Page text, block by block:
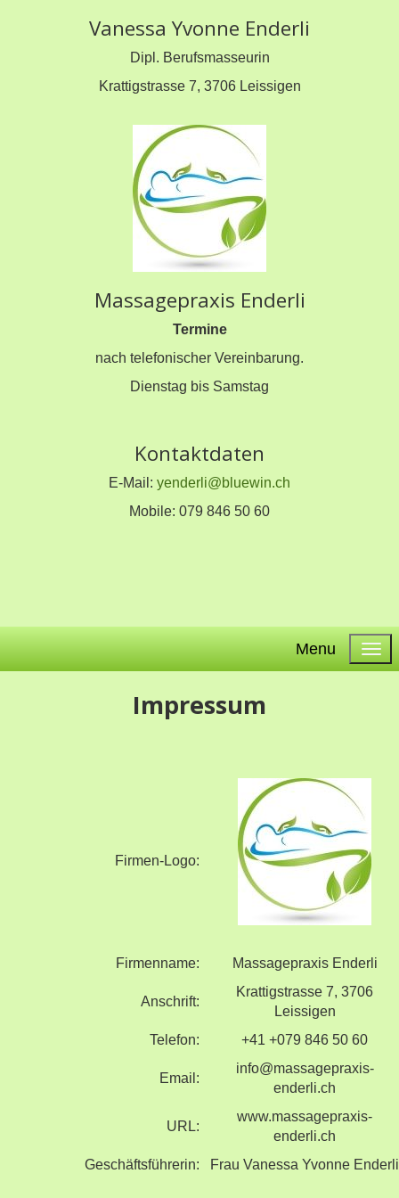
Vanessa Yvonne Enderli
Dipl. Berufsmasseurin
Krattigstrasse 7, 3706 Leissigen
Massagepraxis Enderli
Termine
nach telefonischer Vereinbarung.
Dienstag bis Samstag
Kontaktdaten
E-Mail: yenderli@bluewin.ch
Mobile: 079 846 50 60
Menu
Impressum
Firmen-Logo:
Firmenname: Massagepraxis Enderli
Anschrift:
Krattigstrasse 7, 3706
Leissigen
Telefon:
+41 +079 846 50 60
Email:
info@massagepraxis-
enderli.ch
URL:
www.massagepraxis-
enderli.ch
Geschäftsführerin:
Frau Vanessa Yvonne Enderli